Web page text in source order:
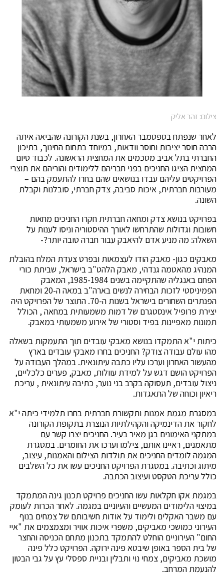
צילום: זהר אליק
לאחר שנפתח בספטמבר האחרון, בשנת הקורונה שהביאה איתה
הרבה חוסר יציבות וחוסר וודאות, במיוחד בתחום החינוך, בתיכון
החברתי בתל אביב מסכמים את המחצית הראשונה. לכבוד סיום
המחצית הציגו החניכים בפני חבריהם ללימודים והוריהם את תוצרי
הפרויקטים עליהם עבדו בנושאים שהם בחרו להתעמק בהם –
מעורבות חברתית, איכות סביבה, צדק חברתי, סובלנות וקבלת
השונה.
בפרויקט בנושא צדק ומחאה חברתית חקרו החניכים מחאות
חשובות וגדולות שהתרחשו לאורך ההיסטוריה וניסו לענות על
השאלה: מה מניע אדם להיאבק עבור חברה טובה יותר?-
מאבקים כגון- מאבק הודו לעצמאות ובפרט צעדת המלח בהובלת
המנהיג מהאטמה גנדהי, מאבק הלהט"ב בישראל, שביתת כורי
הפחם באנגליה שהתקיימה בשנים 1985-1984, המאבק
הפמיניסטי לזכות הבחירה לנשים בארה"ב במאה ה-20 ומחאת
הפנתרים השחורים בישראל בשנות ה-70. התוצר של הפרויקט היה
יצירת פרופיל אינסטגרם של דמות משמעותית במחאה , הכולל
תמונות מאפיינות בפיד וסטורי של אירוע משמעותי במאבק.
כיתות י"א התמקדו בנושא מאבקי עובדים תוך התעמקות בשאלה
מהו עולם עבודה צודק? החניכים בחרו מאבקי עובדים בארץ
מהעשור האחרון וערכו עליו כתבה עיתונאית. במהלך העבודה על
הפרויקט הושם דגש על למידת עוולות, מאבק, פערים כלכליים,
ניצול עובדים, תעסוקה בקרב בני נוער, כתיבה עיתונאית , עריכת
ריאיון וכוחה של התאגדות.
במסגרת מגמת אמנות ותקשורת חברתית בחרו תלמידי כיתה י"א
לחקור את הדינמיקה והקהילתיות הנוצרת בתקופת הקורונה
במתקני האימונים בגן מאיר בעיר. החניכים יצרו קשר עם
מתאמנים, ראיינו אותם, צילמו וערכו את החומרים. במסגרת
המגמה לומדים החניכים את תולדות הצילום והאמנות, עיצוב,
מיתוג וכתיבה. במסגרת הפרויקט החניכים עשו את כל השלבים
כולל עריכת הטקסט ועיצוב הכתבה.
במגמת אקו חקלאות עשו החניכים פרויקט תכנון גינה המתמקד
במיצוי הלימודים המעשיים והעיוניים במגמה. לאחר הכרות לעומק
עם משבר האקלים ולימוד על אודות חשיבותם של צמחים בנוף
העירוני כמושכי מאביקים, משפרי איכות אוויר ומצמצמים את "איי
החום" העירוניים הוחלט להתמקד בתכנון מתחם הכניסה והחצר
של בית הספר באופן שיבטא פינה ירוקה. הפרויקט כלל פינה
מושכת מאביקים, צמחי נוי ותבלין ובניית ספסלי עץ על גבי הבטון
להנעמת המרחב.